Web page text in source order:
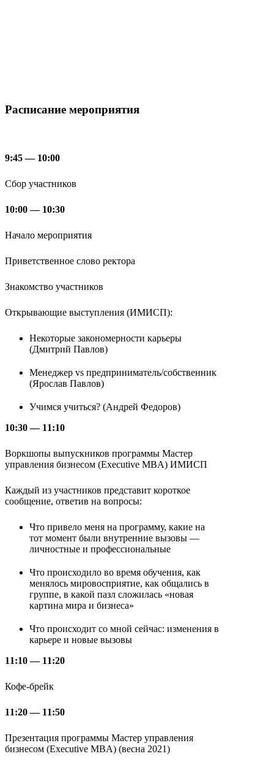
Расписание мероприятия
9:45 — 10:00
Сбор участников
10:00 — 10:30
Начало мероприятия
Приветственное слово ректора
Знакомство участников
Открывающие выступления (ИМИСП):
Некоторые закономерности карьеры
(Дмитрий Павлов)
Менеджер vs предприниматель/собственник
(Ярослав Павлов)
Учимся учиться? (Андрей Федоров)
10:30 — 11:10
Воркшопы выпускников программы Мастер
управления бизнесом (Executive MBA) ИМИСП
Каждый из участников представит короткое
сообщение, ответив на вопросы:
Что привело меня на программу, какие на
тот момент были внутренние вызовы —
личностные и профессиональные
Что происходило во время обучения, как
менялось мировосприятие, как общались в
группе, в какой пазл сложилась «новая
картина мира и бизнеса»
Что происходит со мной сейчас: изменения в
карьере и новые вызовы
11:10 — 11:20
Кофе-брейк
11:20 — 11:50
Презентация программы Мастер управления
бизнесом (Executive MBA) (весна 2021)